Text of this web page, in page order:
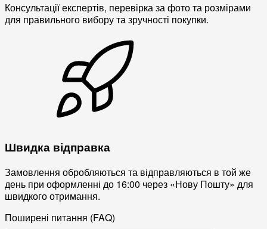
Консультації експертів, перевірка за фото та розмірами
для правильного вибору та зручності покупки.
Швидка відправка
Замовлення обробляються та відправляються в той же
день при оформленні до 16:00 через «Нову Пошту» для
швидкого отримання.
Поширені питання (FAQ)